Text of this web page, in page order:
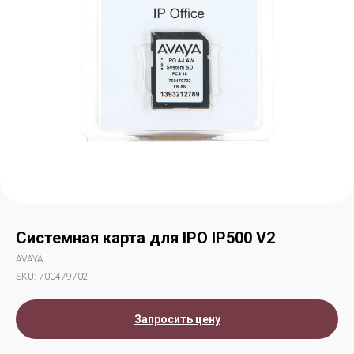
Системная карта для IPO IP500 V2
AVAYA
SKU: 700479702
Запросить цену